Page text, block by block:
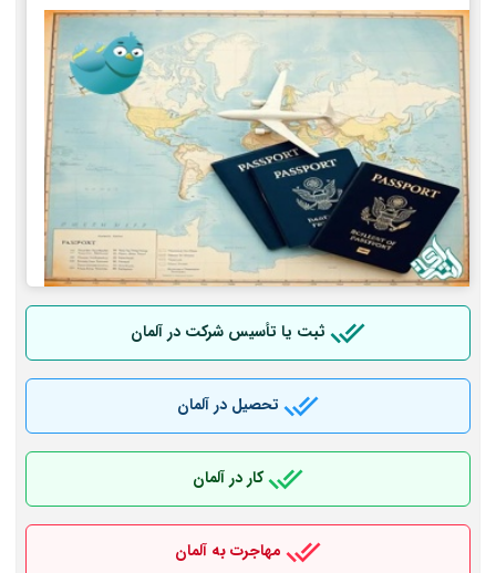
ثبت یا تأسیس شرکت در آلمان
تحصیل در آلمان
کار در آلمان
مهاجرت به آلمان